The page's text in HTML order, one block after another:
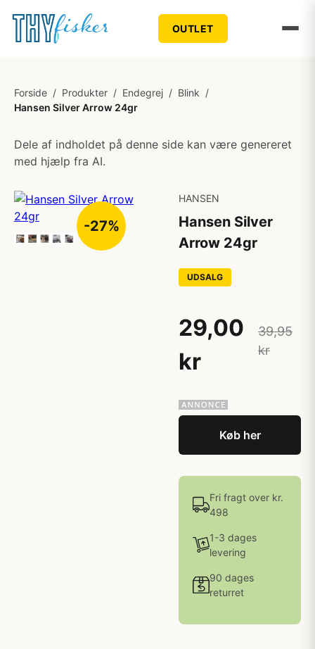
OUTLET
Forside / Produkter / Endegrej / Blink /
Hansen Silver Arrow 24gr
Dele af indholdet på denne side kan være genereret
med hjælp fra AI.
-27%
HANSEN
Hansen Silver
Arrow 24gr
UDSALG
29,00
kr
39,95
kr
Køb her
Fri fragt over kr.
498
1-3 dages
levering
90 dages
returret